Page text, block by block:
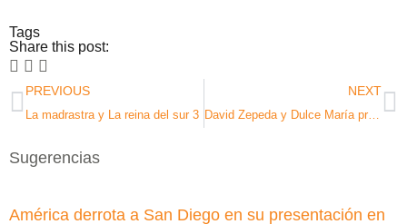
Tags
Share this post:
PREVIOUS
La madrastra y La reina del sur 3
NEXT
David Zepeda y Dulce María protagonizarán telenovela juntos
Sugerencias
América derrota a San Diego en su presentación en